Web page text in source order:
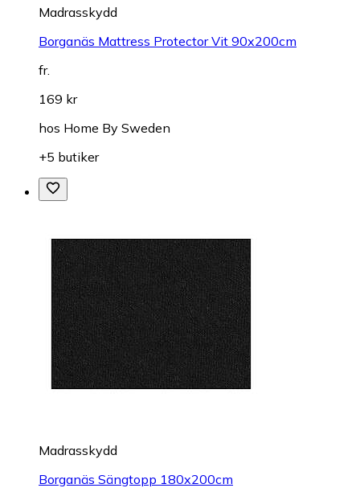
Madrasskydd
Borganäs Mattress Protector Vit 90x200cm
fr.
169 kr
hos Home By Sweden
+5 butiker
Madrasskydd
Borganäs Sängtopp 180x200cm